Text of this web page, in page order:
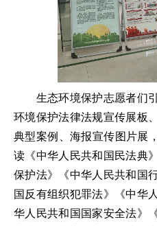
生态环境保护志愿者们
环境保护法律法规宣传展板
典型案例、海报宣传图片展
读《中华人民共和国民法典
保护法》《中华人民共和国
国反有组织犯罪法》《中华
华人民共和国国家安全法》